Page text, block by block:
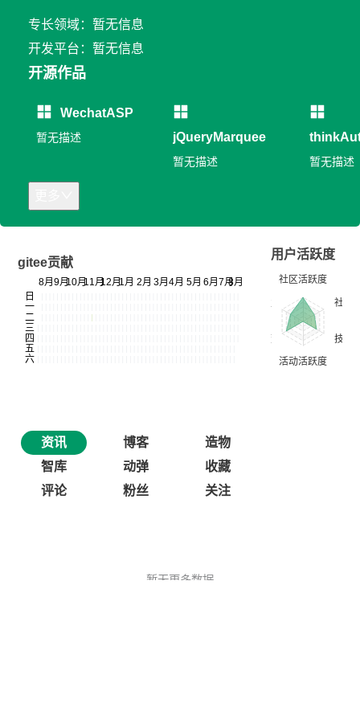
专长领域：暂无信息
开发平台：暂无信息
开源作品
WechatASP
暂无描述 jQueryMarquee
暂无描述 暂无描述
gitee贡献
用户活跃度
资讯 博客
造物
智库
动弹
收藏
评论
粉丝 关注
暂无更多数据